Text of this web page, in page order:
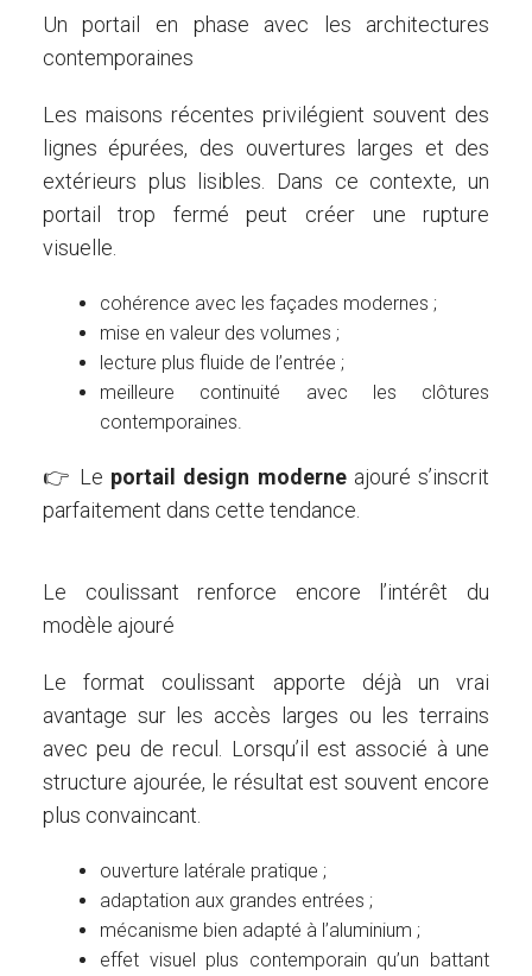
Un portail en phase avec les architectures
contemporaines
Les maisons récentes privilégient souvent des
lignes épurées, des ouvertures larges et des
extérieurs plus lisibles. Dans ce contexte, un
portail trop fermé peut créer une rupture
visuelle.
cohérence avec les façades modernes ;
mise en valeur des volumes ;
lecture plus fluide de l’entrée ;
meilleure continuité avec les clôtures
contemporaines.
👉 Le portail design moderneajouré s’inscrit
parfaitement dans cette tendance.
Le coulissant renforce encore l’intérêt du
modèle ajouré
Le format coulissant apporte déjà un vrai
avantage sur les accès larges ou les terrains
avec peu de recul. Lorsqu’il est associé à une
structure ajourée, le résultat est souvent encore
plus convaincant.
ouverture latérale pratique ;
adaptation aux grandes entrées ;
mécanisme bien adapté à l’aluminium ;
effet visuel plus contemporain qu’un battant